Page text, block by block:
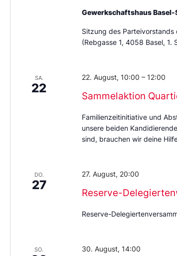
Gewerkschaftshaus Basel-
Sitzung des Parteivorstands
(Rebgasse 1, 4058 Basel, 1.
SA.
22
Sammelaktion
22. August, 10:00 – 12:00
Familienzeitinitiative und
unsere beiden
sind, brauchen wir deine
DO.
27
Reserve-
27. August, 20:00
Reserve-
SO. 30. August, 14:00